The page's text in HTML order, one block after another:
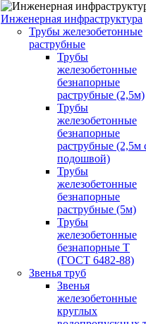
Инженерная инфраструктура
Трубы железобетонные
раструбные
Трубы
железобетонные
безнапорные
раструбные (2,5м)
Трубы
железобетонные
безнапорные
раструбные (2,5м
подошвой)
Трубы
железобетонные
безнапорные
раструбные (5м)
Трубы
железобетонные
безнапорные Т
(ГОСТ 6482-88)
Звенья труб
Звенья
железобетонные
круглых